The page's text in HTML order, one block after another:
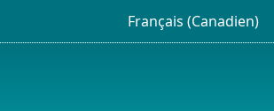
Français (Canadien)